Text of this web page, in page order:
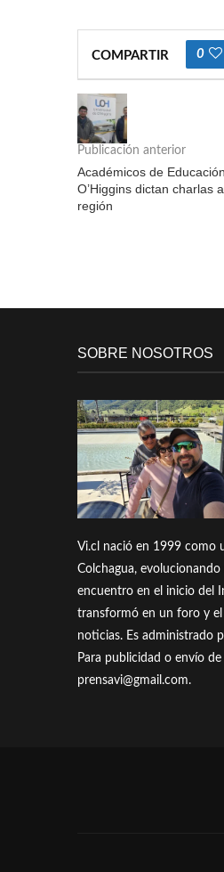
COMPARTIR 0
Publicación anterior
Académicos de
O’Higgins dictan charlas
región
SOBRE NOSOTROS
Vi.cl nació en 1999 como
Colchagua,
encuentro en el inicio del
transformó en un foro y
noticias. Es administrado
Para publicidad o envío
prensavi@gmail.com.